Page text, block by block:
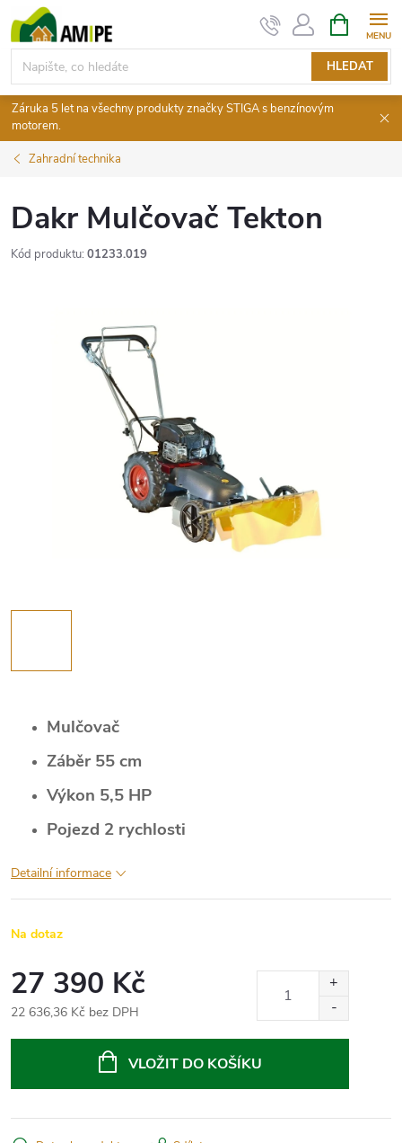
na
obsah
HLEDAT
NÁKUPNÍ
KOŠÍK
Záruka 5 let na všechny produkty značky STIGA s benzínovým
motorem.
Zahradní technika
Dakr Mulčovač Tekton
Kód produktu: 01233.019
Mulčovač
Záběr 55 cm
Výkon 5,5 HP
Pojezd 2 rychlosti
Detailní informace
Na dotaz
27 390 Kč
22 636,36 Kč bez DPH
VLOŽIT DO KOŠÍKU